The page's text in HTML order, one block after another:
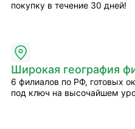
покупку в течение 30 дней!
Широкая география
6 филиалов по РФ, готовых
под ключ на высочайшем